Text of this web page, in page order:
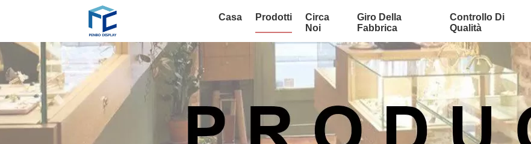
Casa Prodotti
Circa
Noi
Giro Della
Fabbrica
Controllo Di
Qualità